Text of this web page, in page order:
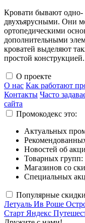
Кровати бывают
двухъярусными. Они
ортопедическими
дополнительными
кроватей выделяют
простой конструкцией.
О проекте
О нас Как работают
Контакты Часто
сайта
Промокодекс это:
Актуальных
Новостей об
Товарных групп:
Магазинов со
Специальных
Популярные скидки
Летуаль Ив Роше
Старт Яндекс